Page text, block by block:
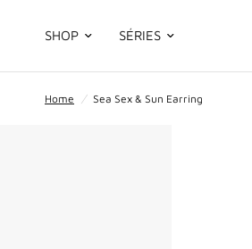
SHOP SÉRIES
Home / Sea Sex & Sun Earring